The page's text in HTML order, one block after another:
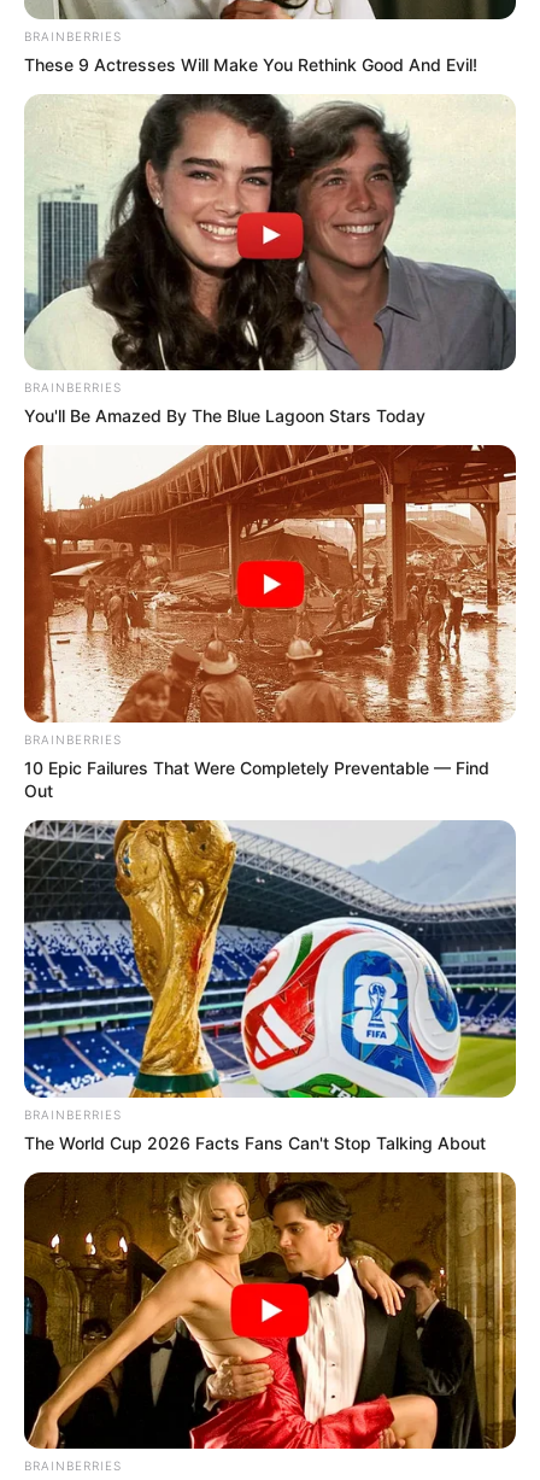
BRAINBERRIES
These 9 Actresses Will Make You Rethink Good And Evil!
BRAINBERRIES
You'll Be Amazed By The Blue Lagoon Stars Today
BRAINBERRIES
10 Epic Failures That Were Completely Preventable — Find
Out
BRAINBERRIES
The World Cup 2026 Facts Fans Can't Stop Talking About
BRAINBERRIES